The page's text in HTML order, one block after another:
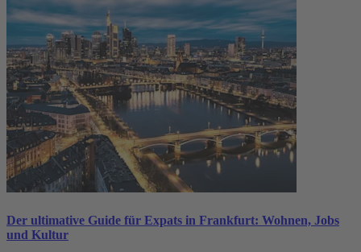
Der ultimative Guide für Expats in Frankfurt: Wohnen, Jobs
und Kultur